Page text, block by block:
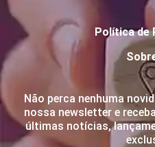
Política de
Não perca nenhuma
nossa newsletter e
últimas notícias,